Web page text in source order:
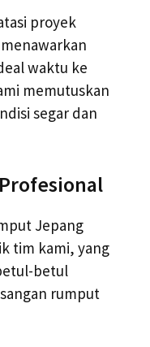
proyek
waktu ke
memutuskan
segar dan
Jepang
tim kami, yang
betul
rumput